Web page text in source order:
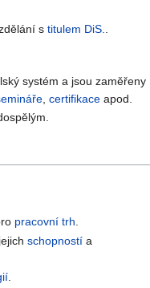
stitulem DiS..
systém a jsou zaměřeny
,certifikace apod.
pracovní trh
schopností a